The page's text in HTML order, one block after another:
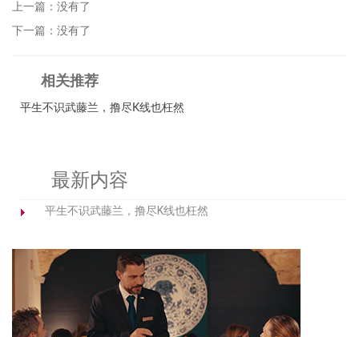
上一篇：没有了
下一篇：没有了
相关推荐
平生不识武藤兰，撸尽K线也枉然
最新内容
平生不识武藤兰，撸尽K线也枉然